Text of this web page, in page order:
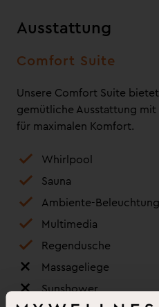
Ausstattung
Comfort Suite
Unsere Comfort Suite
gemütliche Ausstattung
für maximalen Komfort.
Whirlpool
Sauna
Ambiente-Beleuchtung
Multimedia
Regendusche
Massageliege
Sunshower